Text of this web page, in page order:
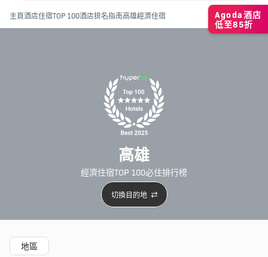
主頁酒店住宿TOP 100酒店排名指南高雄經濟住宿
高雄
經濟住宿TOP 100必住排行榜
切換目的地
精選酒店
地區
Agoda酒店
低至85折